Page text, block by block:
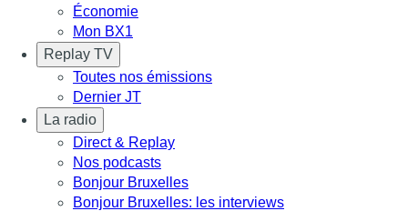
Économie
Mon BX1
Replay TV
Toutes nos émissions
Dernier JT
La radio
Direct & Replay
Nos podcasts
Bonjour Bruxelles
Bonjour Bruxelles: les interviews